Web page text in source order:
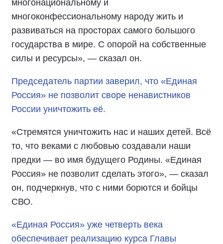
многонациональному и
многоконфессиональному народу жить и
развиваться на просторах самого большого
государства в мире. С опорой на собственные
силы и ресурсы», — сказал он.
Председатель партии заверил, что «Единая
Россия» не позволит своре ненавистников
России уничтожить её.
«Стремятся уничтожить нас и наших детей. Всё
то, что веками с любовью создавали наши
предки — во имя будущего Родины. «Единая
Россия» не позволит сделать этого», — сказал
он, подчеркнув, что с ними борются и бойцы
СВО.
«Единая Россия» уже четверть века
обеспечивает реализацию курса Главы